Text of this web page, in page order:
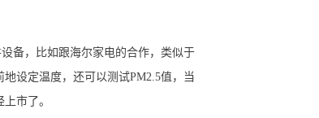
备，比如跟海尔家电的合作，类似于
设定温度，还可以测试PM2.5值，当
市了。